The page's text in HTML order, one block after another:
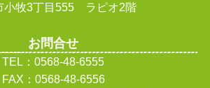
小牧3丁目555 ラピオ2階
お問合せ
TEL：0568-48-6555
FAX：0568-48-6556